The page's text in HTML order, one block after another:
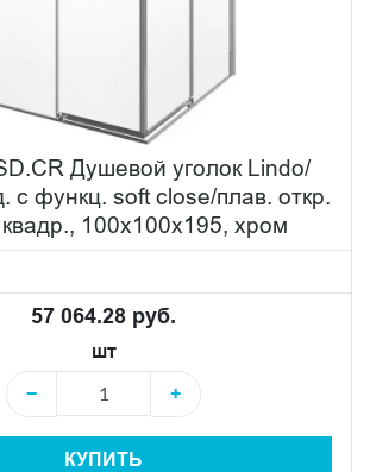
Душевой уголок Lindo/
с функц. soft close/плав. откр.
квадр., 100х100х195, хром
57 064.28 руб.
шт
−
+
КУПИТЬ